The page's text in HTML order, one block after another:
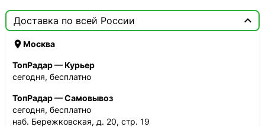
Доставка по всей России 
Москва
ТопРадар — Курьер
сегодня, бесплатно
ТопРадар — Самовывоз
сегодня, бесплатно
наб. Бережковская, д. 20, стр. 19